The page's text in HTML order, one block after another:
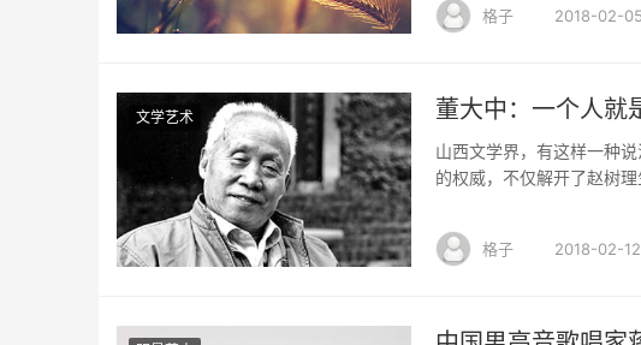
格子 2018-02-
文学艺术 董大中：一个人就
山西文学界，有这样一种
的权威，不仅解开了赵树
的一个代表性观点；同时
颇，肯定了“狂飙社”和高
格子 2018-02-